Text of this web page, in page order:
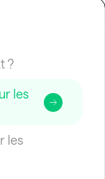
?‍
les
les